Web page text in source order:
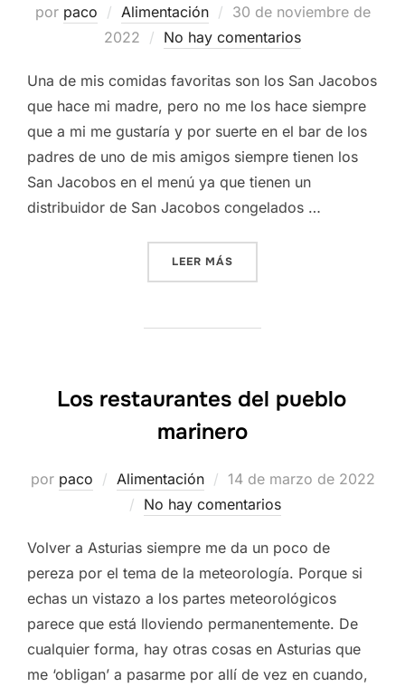
por paco Alimentación
Publicado
el
30 de noviembre de
2022
No hay comentarios
Una de mis comidas favoritas son los San Jacobos
que hace mi madre, pero no me los hace siempre
que a mi me gustaría y por suerte en el bar de los
padres de uno de mis amigos siempre tienen los
San Jacobos en el menú ya que tienen un
distribuidor de San Jacobos congelados …
LEER MÁS
Los restaurantes del pueblo
marinero
por paco Alimentación
Publicado
el
14 de marzo de 2022
No hay comentarios
Volver a Asturias siempre me da un poco de
pereza por el tema de la meteorología. Porque si
echas un vistazo a los partes meteorológicos
parece que está lloviendo permanentemente. De
cualquier forma, hay otras cosas en Asturias que
me ‘obligan’ a pasarme por allí de vez en cuando,